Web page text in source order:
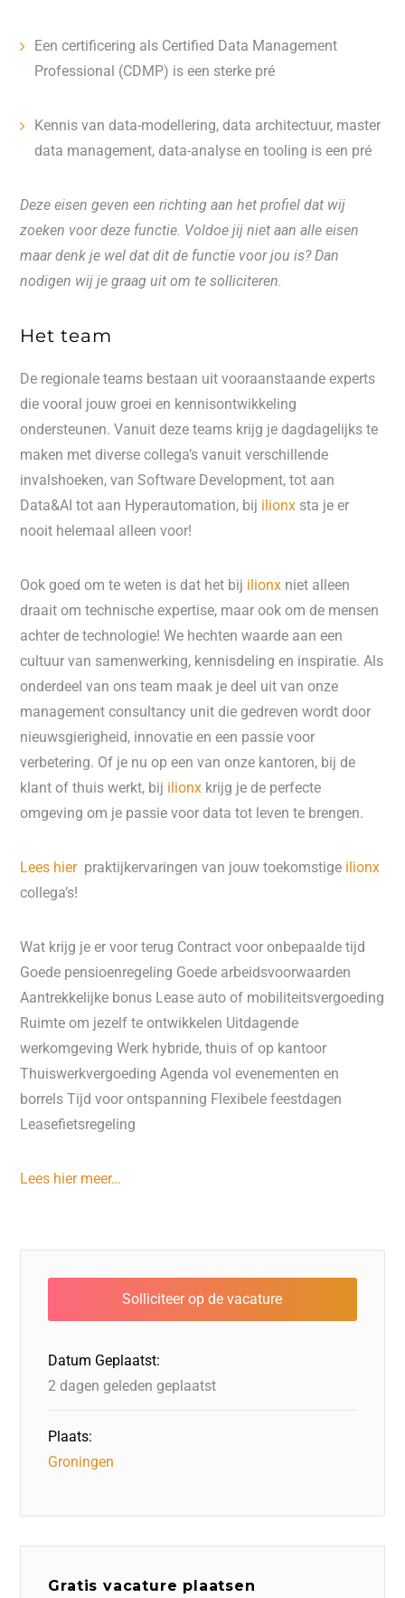
Een certificering als Certified Data Management
Professional (CDMP) is een sterke pré
Kennis van data-modellering, data architectuur, master
data management, data-analyse en tooling is een pré
Deze eisen geven een richting aan het profiel dat wij
zoeken voor deze functie. Voldoe jij niet aan alle eisen
maar denk je wel dat dit de functie voor jou is? Dan
nodigen wij je graag uit om te solliciteren.
Het team
De regionale teams bestaan uit vooraanstaande experts
die vooral jouw groei en kennisontwikkeling
ondersteunen. Vanuit deze teams krijg je dagdagelijks te
maken met diverse collega’s vanuit verschillende
invalshoeken, van Software Development, tot aan
Data&AI tot aan Hyperautomation, bij ilionx sta je er
nooit helemaal alleen voor!
Ook goed om te weten is dat het bij ilionx niet alleen
draait om technische expertise, maar ook om de mensen
achter de technologie! We hechten waarde aan een
cultuur van samenwerking, kennisdeling en inspiratie. Als
onderdeel van ons team maak je deel uit van onze
management consultancy unit die gedreven wordt door
nieuwsgierigheid, innovatie en een passie voor
verbetering. Of je nu op een van onze kantoren, bij de
klant of thuis werkt, bij ilionx krijg je de perfecte
omgeving om je passie voor data tot leven te brengen.
Lees hier praktijkervaringen van jouw toekomstige ilionx
collega’s!
Wat krijg je er voor terug Contract voor onbepaalde tijd
Goede pensioenregeling Goede arbeidsvoorwaarden
Aantrekkelijke bonus Lease auto of mobiliteitsvergoeding
Ruimte om jezelf te ontwikkelen Uitdagende
werkomgeving Werk hybride, thuis of op kantoor
Thuiswerkvergoeding Agenda vol evenementen en
borrels Tijd voor ontspanning Flexibele feestdagen
Leasefietsregeling
Lees hier meer…
Datum Geplaatst:
2 dagen geleden geplaatst
Plaats:
Groningen
Gratis vacature plaatsen